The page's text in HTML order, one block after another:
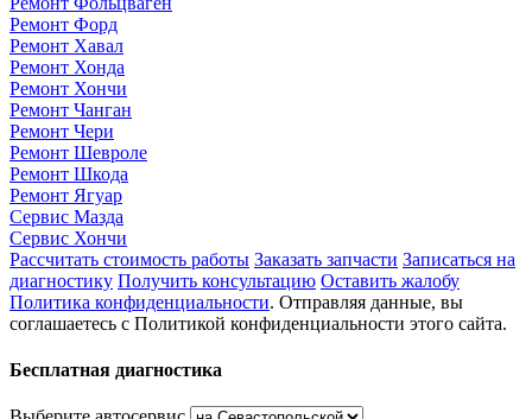
Ремонт Форд
Ремонт Хавал
Ремонт Хонда
Ремонт Хончи
Ремонт Чанган
Ремонт Чери
Ремонт Шевроле
Ремонт Шкода
Ремонт Ягуар
Сервис Мазда
Сервис Хончи
Рассчитать стоимость работы Заказать запчасти Записаться на
диагностику Получить консультацию Оставить жалобу
Политика конфиденциальности. Отправляя данные, вы
соглашаетесь с Политикой конфиденциальности этого сайта.
Бесплатная диагностика